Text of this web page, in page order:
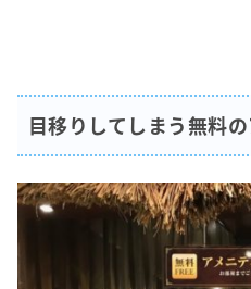
目移りしてしまう無料